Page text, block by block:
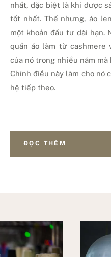
nhất, đặc biệt là khi được
tốt nhất. Thế nhưng, áo
một khoản đầu tư dài hạn.
quần áo làm từ cashmere
của nó trong nhiều năm
Chính điều này làm cho nó
hệ tiếp theo.
ĐỌC THÊM